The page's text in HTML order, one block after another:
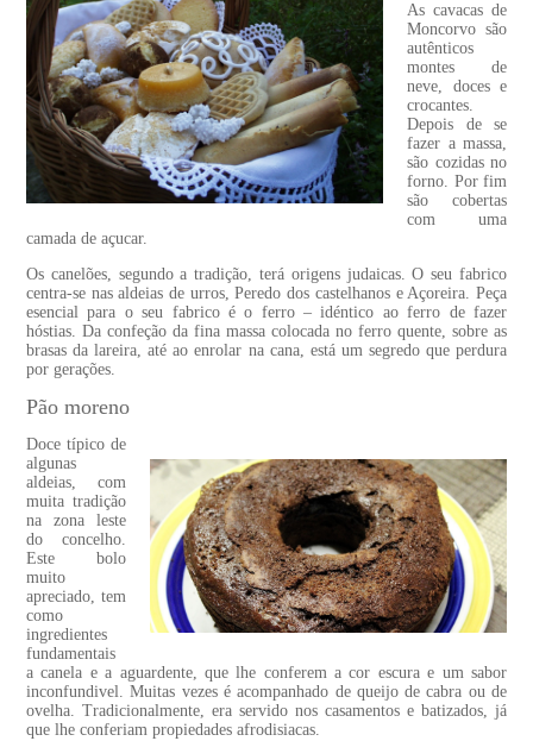
As cavacas de
Moncorvo são
autênticos
montes de
neve, doces e
crocantes.
Depois de se
fazer a massa,
são cozidas no
forno. Por fim
são cobertas
com uma
camada de açucar.
Os canelões, segundo a tradição, terá origens judaicas. O seu fabrico
centra-se nas aldeias de urros, Peredo dos castelhanos e Açoreira. Peça
esencial para o seu fabrico é o ferro – idéntico ao ferro de fazer
hóstias. Da confeção da fina massa colocada no ferro quente, sobre as
brasas da lareira, até ao enrolar na cana, está um segredo que perdura
por gerações.
Pão moreno
Doce típico de
algunas
aldeias, com
muita tradição
na zona leste
do concelho.
Este bolo
muito
apreciado, tem
como
ingredientes
fundamentais
a canela e a aguardente, que lhe conferem a cor escura e um sabor
inconfundivel. Muitas vezes é acompanhado de queijo de cabra ou de
ovelha. Tradicionalmente, era servido nos casamentos e batizados, já
que lhe conferiam propiedades afrodisiacas.